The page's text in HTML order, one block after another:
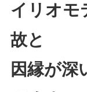
イリオモ
故と
因縁が深